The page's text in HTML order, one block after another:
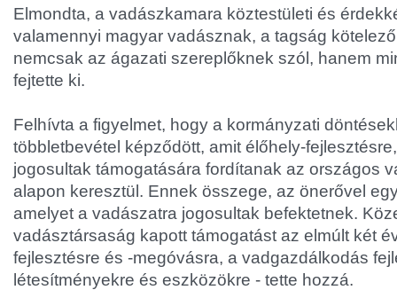
Elmondta, a vadászkamara köztestületi és
valamennyi magyar vadásznak, a tagság
nemcsak az ágazati szereplőknek szól, hanem
fejtette ki.
Felhívta a figyelmet, hogy a kormányzati
többletbevétel képződött, amit élőhely-
jogosultak támogatására fordítanak az országos
alapon keresztül. Ennek összege, az önerővel
amelyet a vadászatra jogosultak befektetnek.
vadásztársaság kapott támogatást az elmúlt két
fejlesztésre és -megóvásra, a vadgazdálkodás
létesítményekre és eszközökre - tette hozzá.